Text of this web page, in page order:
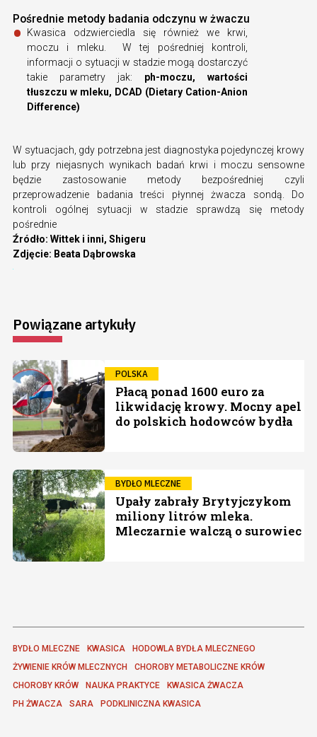
Pośrednie metody badania odczynu w żwaczu
Kwasica odzwierciedla się również we krwi,
moczu i mleku. W tej pośredniej kontroli,
informacji o sytuacji w stadzie mogą dostarczyć
takie parametry jak: ph-moczu, wartości
tłuszczu w mleku, DCAD (Dietary Cation-Anion
Difference)
W sytuacjach, gdy potrzebna jest diagnostyka pojedynczej krowy
lub przy niejasnych wynikach badań krwi i moczu sensowne
będzie zastosowanie metody bezpośredniej czyli
przeprowadzenie badania treści płynnej żwacza sondą. Do
kontroli ogólnej sytuacji w stadzie sprawdzą się metody
pośrednie
Źródło: Wittek i inni, Shigeru
Zdjęcie: Beata Dąbrowska
Powiązane artykuły
POLSKA
Płacą ponad 1600 euro za
likwidację krowy. Mocny apel
do polskich hodowców bydła
BYDŁO MLECZNE
Upały zabrały Brytyjczykom
miliony litrów mleka.
Mleczarnie walczą o surowiec
BYDŁO MLECZNE KWASICA
HODOWLA BYDŁA MLECZNEGO
ŻYWIENIE KRÓW MLECZNYCH
CHOROBY METABOLICZNE KRÓW
CHOROBY KRÓW
NAUKA PRAKTYCE
KWASICA ŻWACZA
PH ŻWACZA
SARA PODKLINICZNA KWASICA